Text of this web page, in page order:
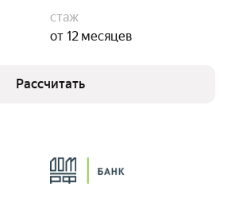
стаж
от 12 месяцев
Рассчитать